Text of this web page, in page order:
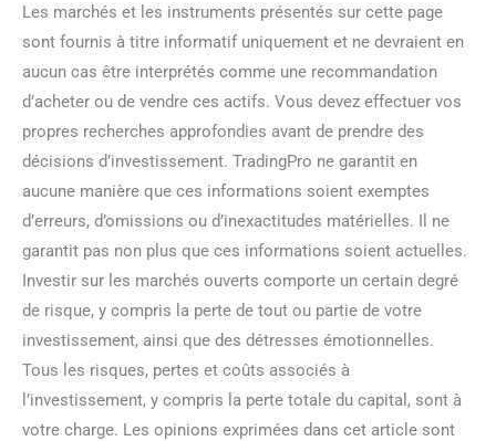
Les marchés et les instruments présentés sur cette page
sont fournis à titre informatif uniquement et ne devraient en
aucun cas être interprétés comme une recommandation
d’acheter ou de vendre ces actifs. Vous devez effectuer vos
propres recherches approfondies avant de prendre des
décisions d’investissement. TradingPro ne garantit en
aucune manière que ces informations soient exemptes
d’erreurs, d’omissions ou d’inexactitudes matérielles. Il ne
garantit pas non plus que ces informations soient actuelles.
Investir sur les marchés ouverts comporte un certain degré
de risque, y compris la perte de tout ou partie de votre
investissement, ainsi que des détresses émotionnelles.
Tous les risques, pertes et coûts associés à
l’investissement, y compris la perte totale du capital, sont à
votre charge. Les opinions exprimées dans cet article sont